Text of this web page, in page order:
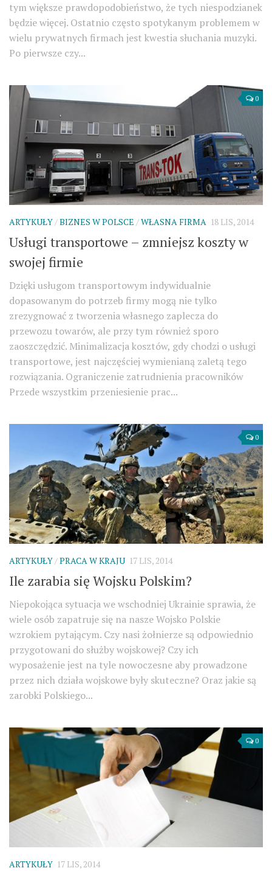
tym większe prawdopodobieństwo, że tych niespodzianek
będzie więcej. Ostatnio często spotykanym problemem w
wielu prywatnych firmach jest kwestia słuchania muzyki.
Po pierwsze czy...
0
ARTYKUŁY/BIZNES W POLSCE /WŁASNA FIRMA 18 LIS, 2014
Usługi transportowe – zmniejsz koszty w
swojej firmie
Dzięki usługom transportowym indywidualnie
dopasowanym do potrzeb firmy mogą nie tylko
zrezygnować z tworzenia własnego zaplecza do
przewozu towarów, ale przy tym również sporo
zaoszczędzić. Minimalizacja kosztów, gdy chodzi o usługi
transportowe, jest najczęściej wymienianą zaletą tego
rozwiązania. Ograniczenie zatrudnienia pracowników
Przede wszystkim przeniesienie prac...
0
ARTYKUŁY/PRACA W KRAJU 17 LIS, 2014
Ile zarabia się Wojsku Polskim?
Niepokojąca sytuacja we wschodniej Ukrainie sprawia, że
wiele osób zapatruje się na nasze Wojsko Polskie
wzrokiem pytającym. Czy nasi żołnierze są odpowiednio
przygotowani do służby wojskowej? Czy ich
wyposażenie jest na tyle nowoczesne aby prowadzone
przez nich działa wojskowe były skuteczne? Oraz jakie są
zarobki Polskiego...
0
ARTYKUŁY 17 LIS, 2014